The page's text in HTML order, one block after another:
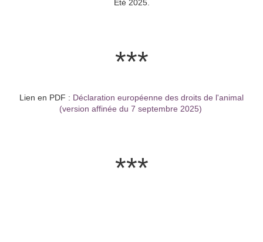
Été 2025.
***
Lien en PDF : Déclaration européenne des droits de l'animal
(version affinée du 7 septembre 2025)
***